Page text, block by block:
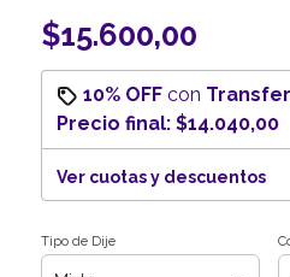
$15.600,00
10% OFFcon
Precio final: $14.040,00
Ver cuotas y descuentos
Tipo de Dije